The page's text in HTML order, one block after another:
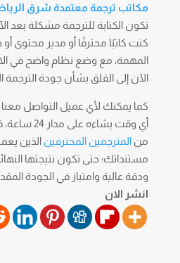
مكاتب ترجمة معتمدة شرق
تكون الكتابة للترجمة مشكلة بعد
كنت كاتبًا محترفًا أو مدير محتوى
المهمة، مع وضع نظام واضح في
الآن إلى القلق بشأن جودة الترجمة
كما يمكنك لأي عميل التواصل
أي وقت يشاءه
من المترجمين المحترفين الذين
مستنداتك؛ حتى تكون نتيجتها
ودقة عالية وامتياز في الجودة
انشر الان